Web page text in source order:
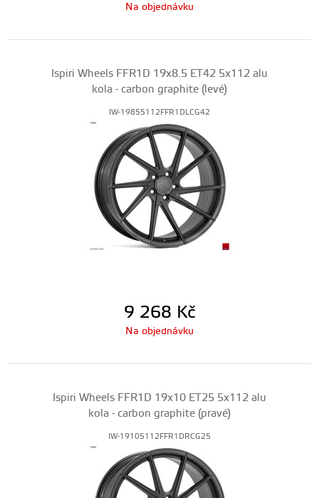
Na objednávku
Ispiri Wheels FFR1D 19x8.5 ET42 5x112 alu
kola - carbon graphite (levé)
IW-19855112FFR1DLCG42
9 268 Kč
Na objednávku
Ispiri Wheels FFR1D 19x10 ET25 5x112 alu
kola - carbon graphite (pravé)
IW-19105112FFR1DRCG25